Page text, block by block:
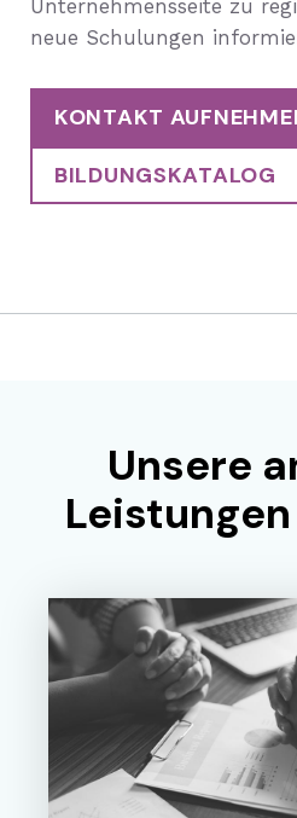
Unternehmensseite zu
neue Schulungen
KONTAKT
BILDUNGSKATALOG
Unsere